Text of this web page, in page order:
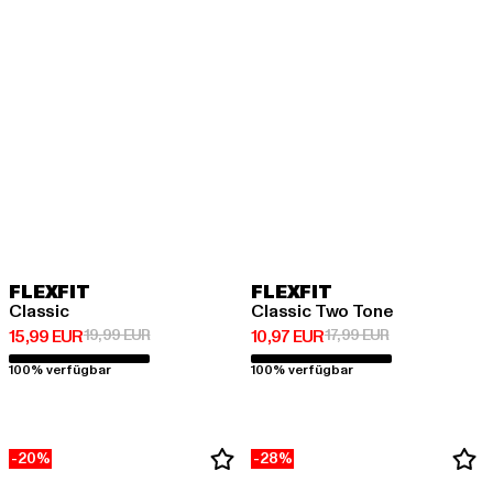
FLEXFIT
Classic
15,99 EUR
Derzeitiger Preis: 15,99 EUR
19,99 EURAktionspreis: 19,99 EUR
100% verfügbar
FLEXFIT
Classic Two Tone
10,97 EUR
Derzeitiger Preis: 10,97 EUR
17,99 EURAktionspreis:
100% verfügbar
-20% -28%